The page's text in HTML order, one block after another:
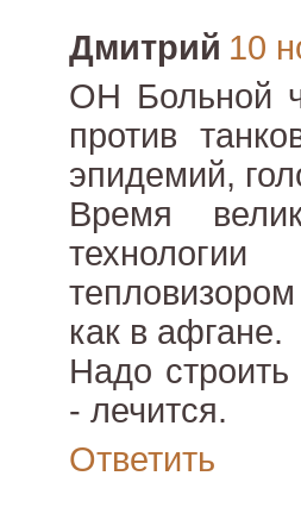
Дмитрий 10
ОН Больной
против
эпидемий,
Время
как в афгане.
Надо
- лечится.
Ответить